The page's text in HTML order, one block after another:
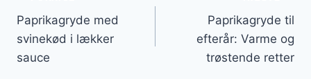
Paprikagryde med
svinekød i lækker
sauce
Paprikagryde til
efterår: Varme og
trøstende retter